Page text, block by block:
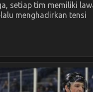
setiap tim memiliki
menghadirkan tensi